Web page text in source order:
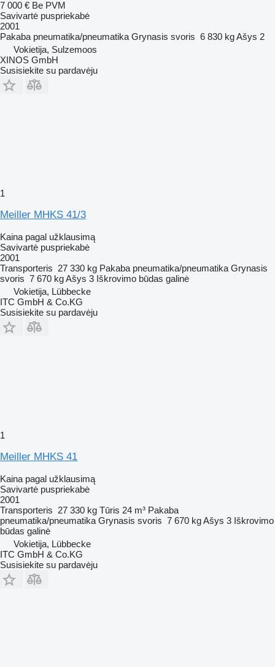
7 000 € Be PVM
Savivartė puspriekabė
2001
Pakaba pneumatika/pneumatika Grynasis svoris 6 830 kgAšys 2
Vokietija, Sulzemoos
XINOS GmbH
Susisiekite su pardavėju
1
Meiller MHKS 41/3
Kaina pagal užklausimą
Savivartė puspriekabė
2001
Transporteris 27 330 kg Pakaba pneumatika/pneumatika Grynasis
svoris 7 670 kgAšys 3 Iškrovimo būdas galinė
Vokietija, Lübbecke
ITC GmbH & Co.KG
Susisiekite su pardavėju
1
Meiller MHKS 41
Kaina pagal užklausimą
Savivartė puspriekabė
2001
Transporteris 27 330 kg Tūris 24 m³ Pakaba
pneumatika/pneumatika Grynasis svoris 7 670 kgAšys 3 Iškrovimo
būdas galinė
Vokietija, Lübbecke
ITC GmbH & Co.KG
Susisiekite su pardavėju